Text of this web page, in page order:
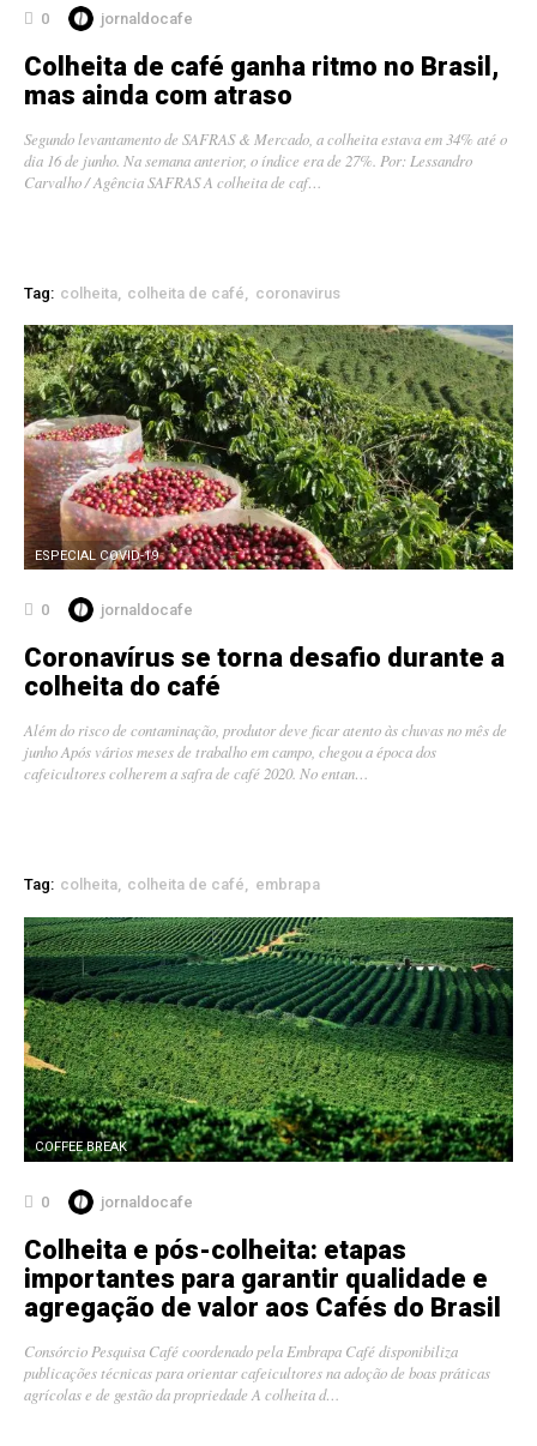
0 jornaldocafe
Colheita de café ganha ritmo no Brasil,
mas ainda com atraso
Segundo levantamento de SAFRAS & Mercado, a colheita estava em 34% até o
dia 16 de junho. Na semana anterior, o índice era de 27%. Por: Lessandro
Carvalho / Agência SAFRAS A colheita de caf…
Tag: colheita colheita de café coronavirus
ESPECIAL COVID-19
0 jornaldocafe
Coronavírus se torna desafio durante a
colheita do café
Além do risco de contaminação, produtor deve ficar atento às chuvas no mês de
junho Após vários meses de trabalho em campo, chegou a época dos
cafeicultores colherem a safra de café 2020. No entan…
Tag: colheita colheita de café embrapa
COFFEE BREAK
0 jornaldocafe
Colheita e pós-colheita: etapas
importantes para garantir qualidade e
agregação de valor aos Cafés do Brasil
Consórcio Pesquisa Café coordenado pela Embrapa Café disponibiliza
publicações técnicas para orientar cafeicultores na adoção de boas práticas
agrícolas e de gestão da propriedade A colheita d…